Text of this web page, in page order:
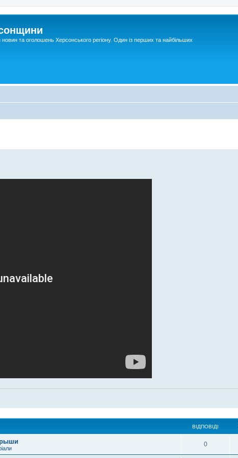
та оголошень Херсонського регіону. Один із перших та найбільших
ВІДПОВІДІ
0